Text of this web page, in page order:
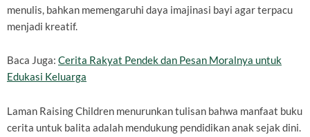
menulis, bahkan memengaruhi daya imajinasi bayi agar terpacu
menjadi kreatif.
Baca Juga: Cerita Rakyat Pendek dan Pesan Moralnya untuk
Edukasi Keluarga
Laman Raising Children menurunkan tulisan bahwa manfaat buku
cerita untuk balita adalah mendukung pendidikan anak sejak dini.